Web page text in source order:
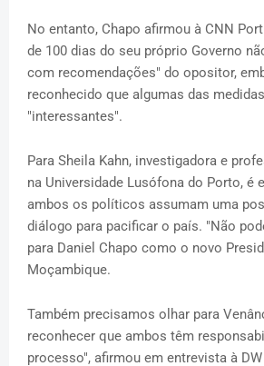
No entanto, Chapo afirmou à CNN
de 100 dias do seu próprio Governo
com recomendações" do opositor,
reconhecido que algumas das
"interessantes".
Para Sheila Kahn, investigadora e
na Universidade Lusófona do Porto, é
ambos os políticos assumam uma
diálogo para pacificar o país. "Não
para Daniel Chapo como o novo
Moçambique.
Também precisamos olhar para
reconhecer que ambos têm
processo", afirmou em entrevista à